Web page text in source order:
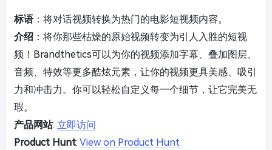
标语：将对话视频转换为热门的电影短视频内容。
介绍 ：将你那些枯燥的原始视频转变为引人入胜的短视
频！Brandthetics可以为你的视频添加字幕、叠加图层、
音频、特效等更多酷炫元素，让你的视频更具美感、吸引
力和冲击力。你可以轻松自定义每一个细节，让它完美无
瑕。
产品网站: 立即访问
Product Hunt: View on Product Hunt